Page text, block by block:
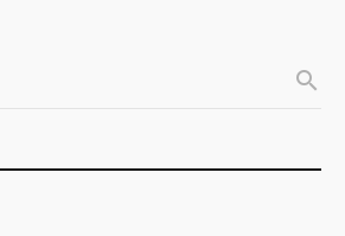
search